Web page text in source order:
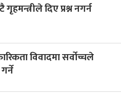
गृहमन्त्रीले दिए प्रश्न नगर्न
विवादमा सर्वोच्चले